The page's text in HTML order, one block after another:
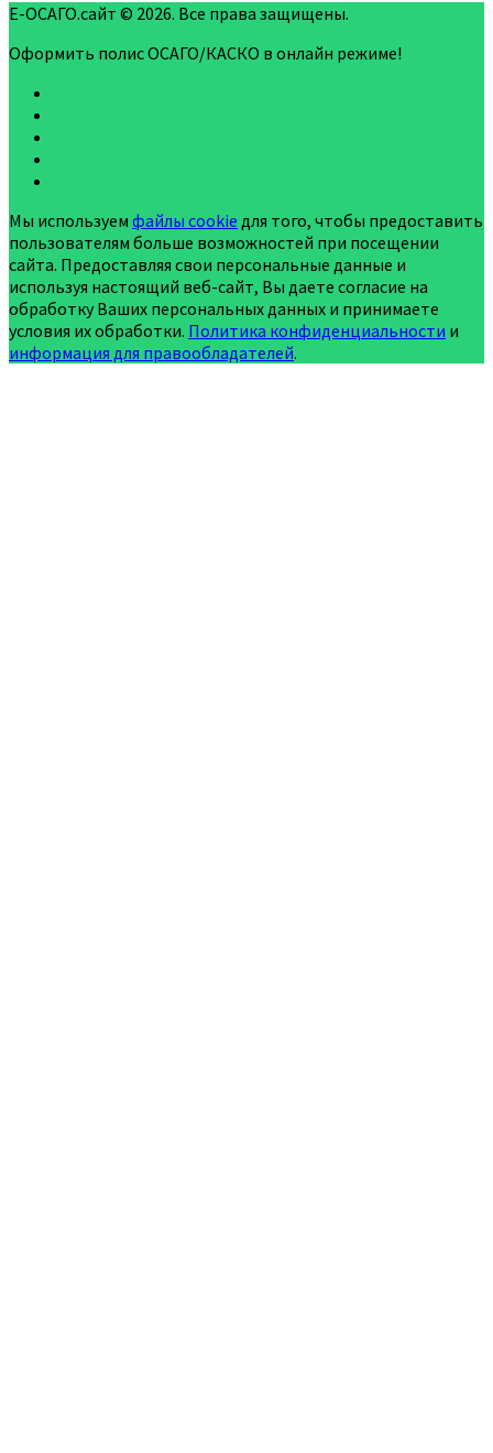
Е-ОСАГО.сайт © 2026. Все права защищены.
Оформить полис ОСАГО/КАСКО в онлайн режиме!
Мы используем файлы cookie для того, чтобы предоставить
пользователям больше возможностей при посещении
сайта. Предоставляя свои персональные данные и
используя настоящий веб-сайт, Вы даете согласие на
обработку Ваших персональных данных и принимаете
условия их обработки. Политика конфиденциальности и
информация для правообладателей.